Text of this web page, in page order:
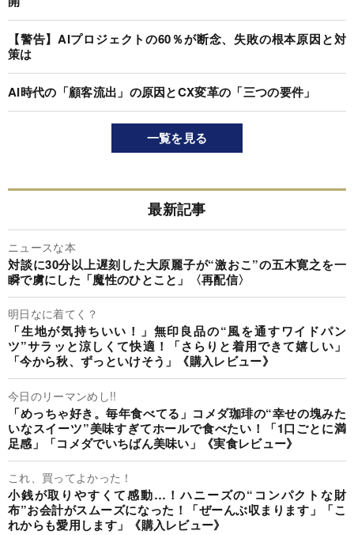
【警告】AIプロジェクトの60％が断念、失敗の根本原因と対
策は
AI時代の「顧客流出」の原因とCX変革の「三つの要件」
一覧を見る
最新記事
ニュースな本
対談に30分以上遅刻した大原麗子が“激おこ”の五木寛之を一
瞬で虜にした「魔性のひとこと」〈再配信〉
明日なに着てく？
「生地が気持ちいい！」無印良品の“風を通すワイドパン
ツ”サラッと涼しくて快適！「さらりと着用できて嬉しい」
「今から秋、ずっといけそう」《購入レビュー》
今日のリーマンめし!!
「めっちゃ好き。毎年食べてる」コメダ珈琲の“幸せの塊みた
いなスイーツ”美味すぎてホールで食べたい！「1口ごとに満
足感」「コメダでいちばん美味い」《実食レビュー》
これ、買ってよかった！
小銭が取りやすくて感動…！ハニーズの“コンパクトな財
布”お会計がスムーズになった！「ぜーんぶ収まります」「こ
れからも愛用します」《購入レビュー》